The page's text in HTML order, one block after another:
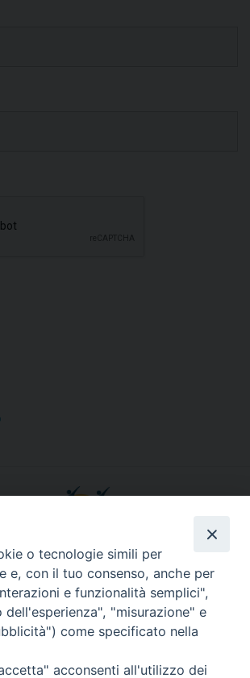
segreteria organizzativa, tecnico, amministrativa,
grafica, social&web, Info in rete:
Fabiana Alario
Lungotevere dei Vallati, 10 - 00186 Roma
-segreteria@retinopera.it
o tecnologie simili per
e, con il tuo consenso, anche per
e funzionalità semplici",
dell'esperienza", "misurazione" e
come specificato nella
acconsenti all'utilizzo dei